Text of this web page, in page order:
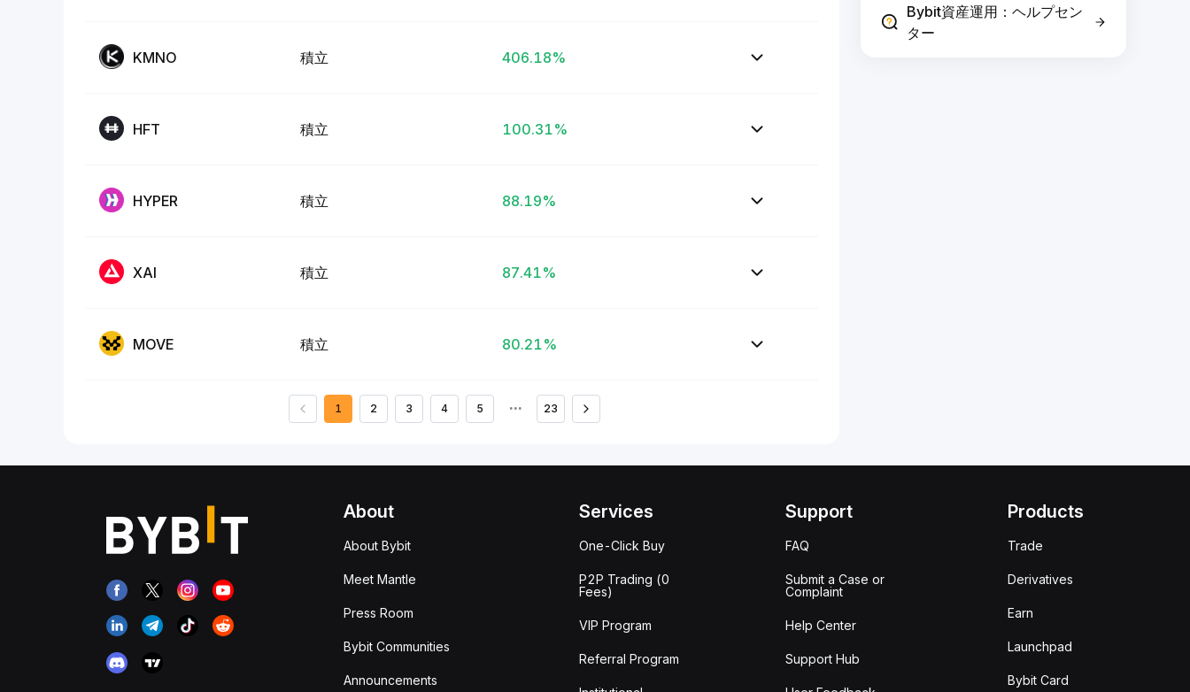
KMNO 積立 406.18%
HFT 積立 100.31%
HYPER 積立 88.19%
XAI 積立 87.41%
MOVE 積立 80.21%
1 2 3 4 5 ••• 23
Bybit資産運用：ヘルプセン
ター
About
About Bybit
Meet Mantle
Press Room
Bybit Communities
Announcements
Services
One-Click Buy
P2P Trading (0
Fees)
VIP Program
Referral Program
Support
FAQ
Submit a Case or
Complaint
Help Center
Support Hub
Products
Trade
Derivatives
Earn
Launchpad
Bybit Card